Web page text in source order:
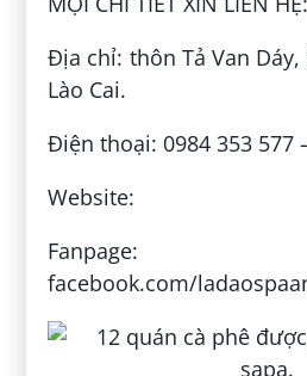
Địa chỉ: thôn Tả Van Dáy,
Lào Cai.
Điện thoại: 0984 353 577
Website:
Fanpage:
facebook.com/